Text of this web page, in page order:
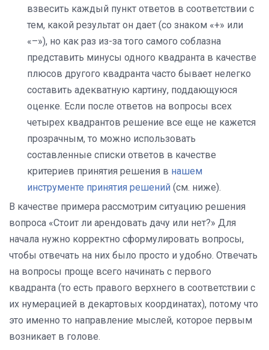
взвесить каждый пункт ответов в соответствии с
тем, какой результат он дает (со знаком «+» или
«–»), но как раз из-за того самого соблазна
представить минусы одного квадранта в качестве
плюсов другого квадранта часто бывает нелегко
составить адекватную картину, поддающуюся
оценке. Если после ответов на вопросы всех
четырех квадрантов решение все еще не кажется
прозрачным, то можно использовать
составленные списки ответов в качестве
критериев принятия решения в нашем
инструменте принятия решений (см. ниже).
В качестве примера рассмотрим ситуацию решения
вопроса «Стоит ли арендовать дачу или нет?» Для
начала нужно корректно сформулировать вопросы,
чтобы отвечать на них было просто и удобно. Отвечать
на вопросы проще всего начинать с первого
квадранта (то есть правого верхнего в соответствии с
их нумерацией в декартовых координатах), потому что
это именно то направление мыслей, которое первым
возникает в голове.